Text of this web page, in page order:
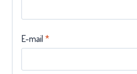
E-mail *